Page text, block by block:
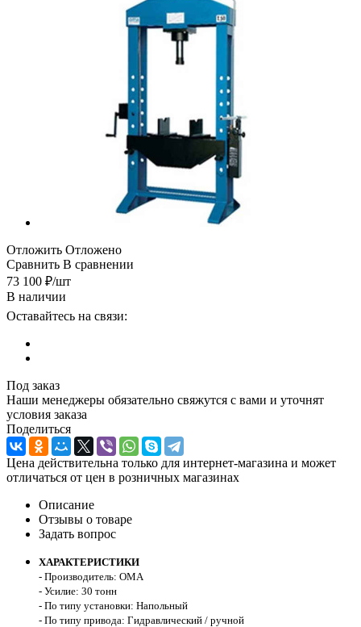
Отложить Отложено
Сравнить В сравнении
73 100 ₽/шт
В наличии
Оставайтесь на связи:
Под заказ
Наши менеджеры обязательно свяжутся с вами и уточнят
условия заказа
Поделиться
Цена действительна только для интернет-магазина и может
отличаться от цен в розничных магазинах
Описание
Отзывы о товаре
Задать вопрос
ХАРАКТЕРИСТИКИ
- Производитель: OMA
- Усилие: 30 тонн
- По типу установки: Напольный
- По типу привода: Гидравлический / ручной